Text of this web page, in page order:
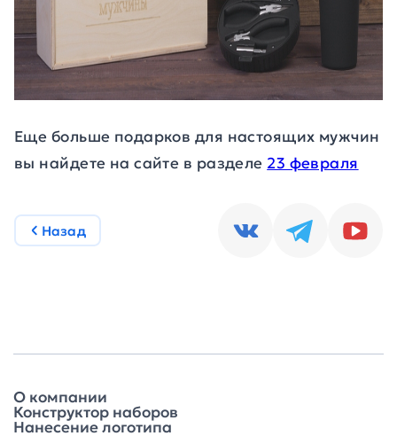
Еще больше подарков для настоящих мужчин
вы найдете на сайте в разделе 23 февраля
Назад
О компании
Конструктор наборов
Нанесение логотипа